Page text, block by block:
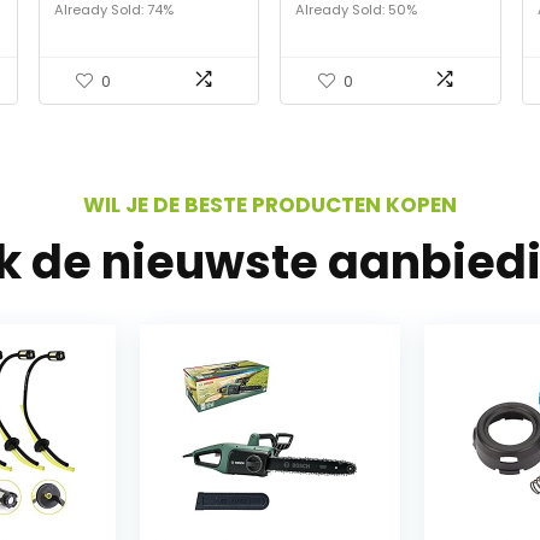
gaten opgestapte bits
Already Sold: 74%
0
Struik Garden Scissor
Already Sold: 50%
0
WIL JE DE BESTE PRODUCTEN KOPEN
de nieuwste